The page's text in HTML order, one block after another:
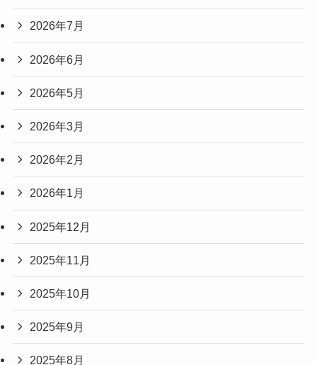
2026年7月
2026年6月
2026年5月
2026年3月
2026年2月
2026年1月
2025年12月
2025年11月
2025年10月
2025年9月
2025年8月